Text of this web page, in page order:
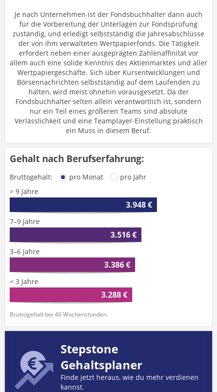
Je nach Unternehmen ist der Fondsbuchhalter dann auch
für die Vorbereitung der Unterlagen zur Fondsprüfung
zuständig, und erledigt selbstständig die Jahresabschlüsse
der von ihm verwalteten Wertpapierfonds. Die Tätigkeit
erfordert neben einer ausgeprägten Zahlenaffinität vor
allem auch eine solide Kenntnis des Aktienmarktes und aller
Wertpapiergeschäfte. Sich über Kursentwicklungen und
Börsennachrichten selbstständig auf dem Laufenden zu
halten, wird meist ohnehin vorausgesetzt. Da der
Fondsbuchhalter selten allein verantwortlich ist, sondern
nur ein Teil eines größeren Teams sind absolute
Verlässlichkeit und eine Teamplayer-Einstellung praktisch
ein Muss in diesem Beruf.
Gehalt nach Berufserfahrung:
Bruttogehalt: pro Monat
pro Jahr
> 9 Jahre
3.948 €
7–9 Jahre
3.516 €
3–6 Jahre
3.386 €
< 3 Jahre
3.288 €
Bruttogehalt bei 40 Wochenstunden.
Stepstone
Gehaltsplaner
Finde jetzt heraus, wie du mehr verdienen
kannst.